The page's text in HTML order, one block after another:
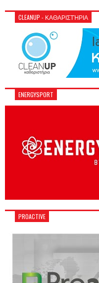
CLEANUP - ΚΑΘΑΡΙΣΤΉΡΙΑ
ENERGYSPORT
PROACTIVE